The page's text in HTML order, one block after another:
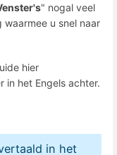
" nogal veel
u snel naar
hier
in het Engels achter.
in het